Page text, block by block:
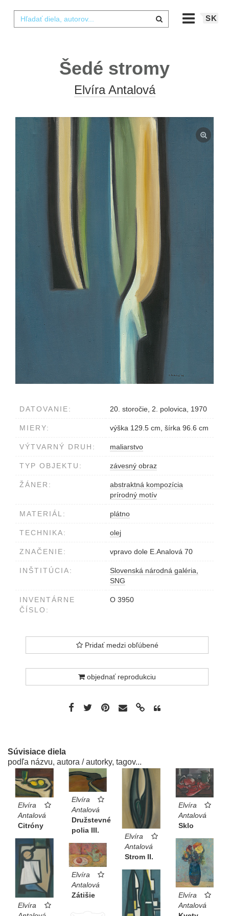
SK
Šedé stromy
Elvíra Antalová
DATOVANIE: 20. storočie, 2. polovica, 1970
MIERY: výška 129.5 cm, šírka 96.6 cm
VÝTVARNÝ DRUH: maliarstvo
TYP OBJEKTU: závesný obraz
ŽÁNER:
abstraktná kompozícia
prírodný motív
MATERIÁL: plátno
TECHNIKA: olej
ZNAČENIE: vpravo dole E.Analová 70
INŠTITÚCIA:
Slovenská národná galéria,
SNG
INVENTÁRNE
ČÍSLO:
O 3950
Pridať medzi obľúbené
objednať reprodukciu
Súvisiace diela
podľa názvu, autora / autorky, tagov...
Elvíra
Antalová
Citróny
Elvíra
Antalová
Družstevné
polia III.
Elvíra
Antalová
Strom II.
Elvíra
Antalová
Sklo
Elvíra
Elvíra
Antalová
Elvíra
Antalová
Zátišie